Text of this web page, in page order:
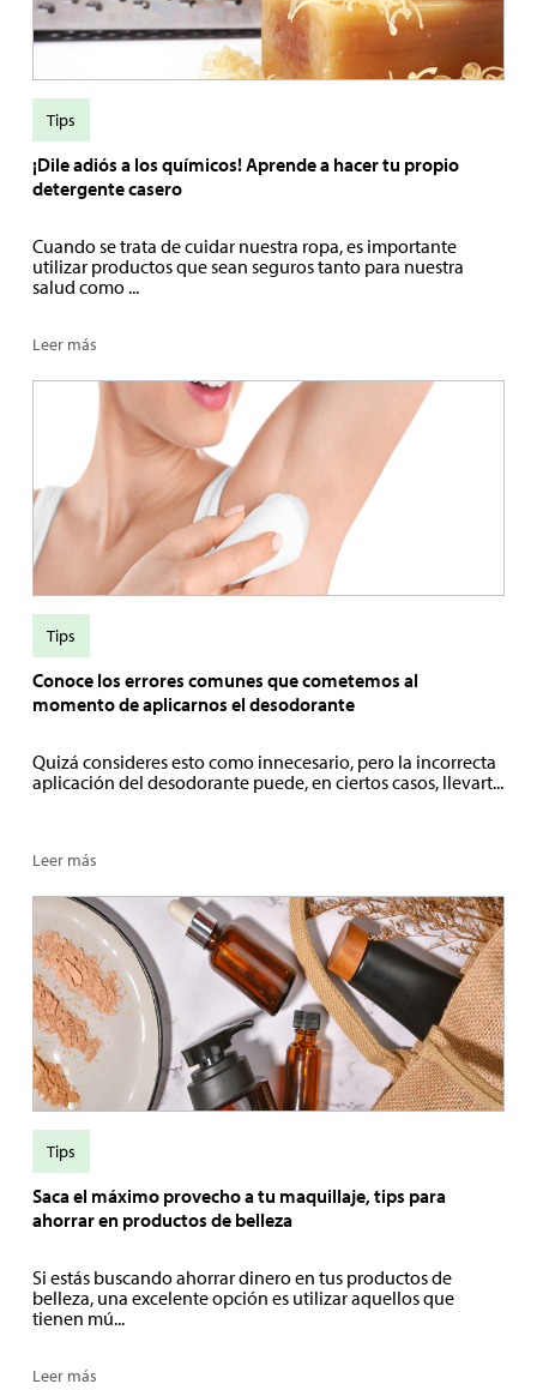
¡Dile adiós a los químicos! Aprende a hacer tu propio
detergente casero
Cuando se trata de cuidar nuestra ropa, es importante
utilizar productos que sean seguros tanto para nuestra
salud como ...
Leer más
Tips
Conoce los errores comunes que cometemos al
momento de aplicarnos el desodorante
Quizá consideres esto como innecesario, pero la incorrecta
aplicación del desodorante puede, en ciertos casos, llevart...
Leer más
Tips
Saca el máximo provecho a tu maquillaje, tips para
ahorrar en productos de belleza
Si estás buscando ahorrar dinero en tus productos de
belleza, una excelente opción es utilizar aquellos que
tienen mú...
Leer más
Tips